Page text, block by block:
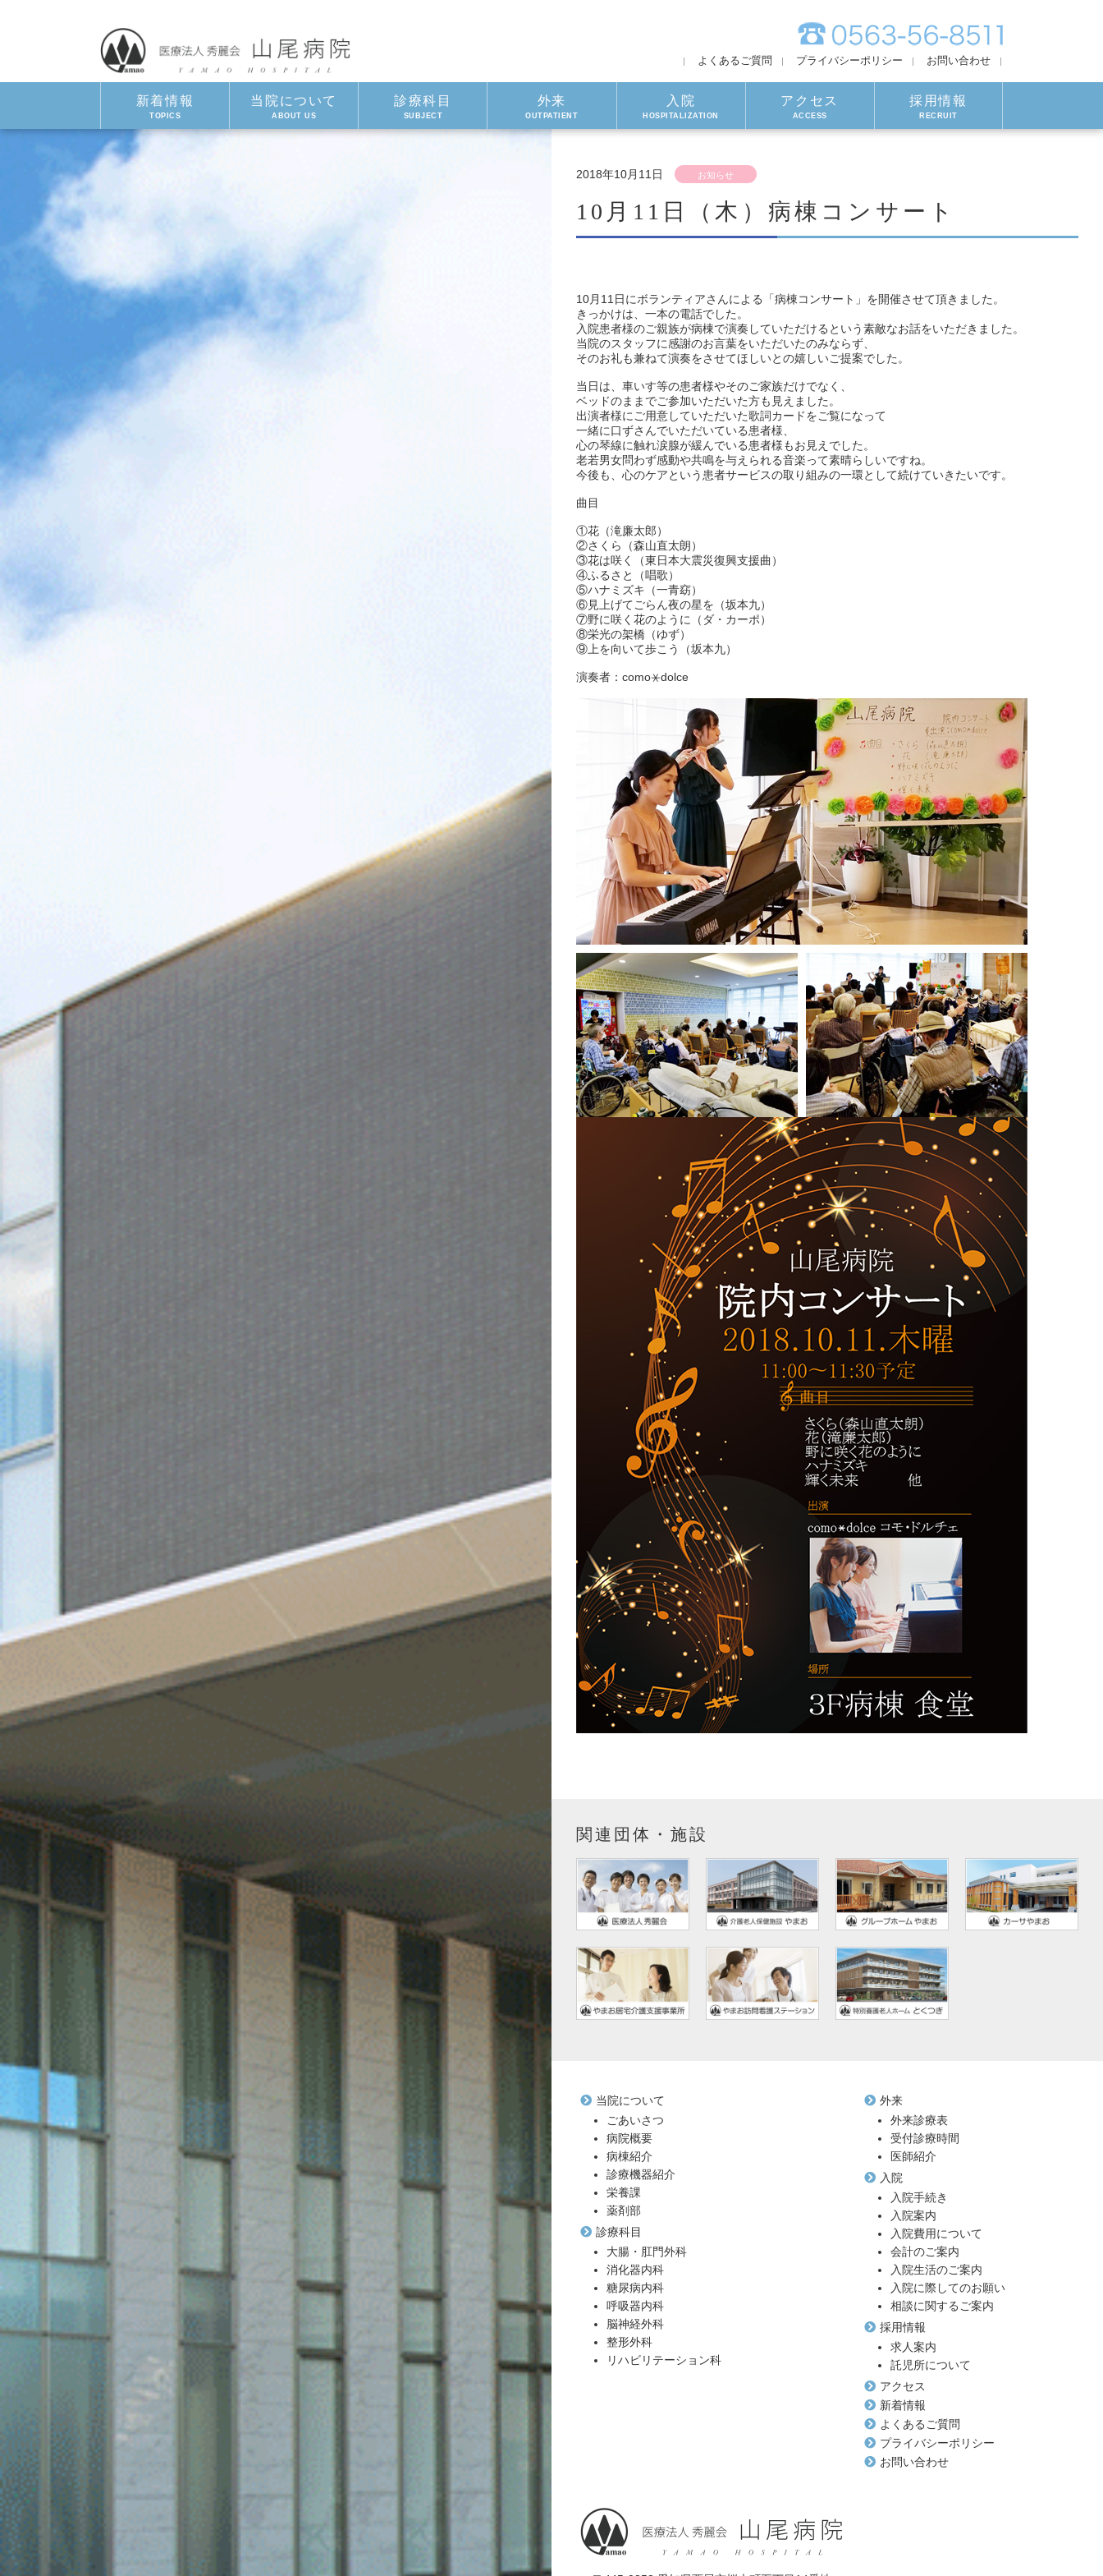
よくあるご質問 プライバシーポリシー お問い合わせ
新着情報
TOPICS
当院について
ABOUT US
診療科目
SUBJECT
外来
OUTPATIENT
入院
HOSPITALIZATION
アクセス
ACCESS
採用情報
RECRUIT
2018年10月11日 お知らせ
10月11日（木）病棟コンサート
10月11日にボランティアさんによる「病棟コンサート」を開催させて頂きました。
きっかけは、一本の電話でした。
入院患者様のご親族が病棟で演奏していただけるという素敵なお話をいただきました。
当院のスタッフに感謝のお言葉をいただいたのみならず、
そのお礼も兼ねて演奏をさせてほしいとの嬉しいご提案でした。
当日は、車いす等の患者様やそのご家族だけでなく、
ベッドのままでご参加いただいた方も見えました。
出演者様にご用意していただいた歌詞カードをご覧になって
一緒に口ずさんでいただいている患者様、
心の琴線に触れ涙腺が緩んでいる患者様もお見えでした。
老若男女問わず感動や共鳴を与えられる音楽って素晴らしいですね。
今後も、心のケアという患者サービスの取り組みの一環として続けていきたいです。
曲目
①花（滝廉太郎）
②さくら（森山直太朗）
③花は咲く（東日本大震災復興支援曲）
④ふるさと（唱歌）
⑤ハナミズキ（一青窈）
⑥見上げてごらん夜の星を（坂本九）
⑦野に咲く花のように（ダ・カーポ）
⑧栄光の架橋（ゆず）
⑨上を向いて歩こう（坂本九）
演奏者：como⚹dolce
関連団体・施設
当院について
ごあいさつ
病院概要
病棟紹介
診療機器紹介
栄養課
薬剤部
診療科目
大腸・肛門外科
消化器内科
糖尿病内科
呼吸器内科
脳神経外科
整形外科
リハビリテーション科
外来
外来診療表
受付診療時間
医師紹介
入院
入院手続き
入院案内
入院費用について
会計のご案内
入院生活のご案内
入院に際してのお願い
相談に関するご案内
採用情報
求人案内
託児所について
アクセス
新着情報
よくあるご質問
プライバシーポリシー
お問い合わせ